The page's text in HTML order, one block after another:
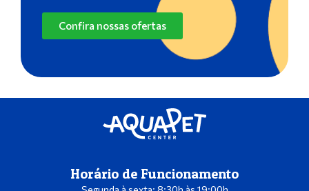
Confira nossas ofertas
Horário de Funcionamento